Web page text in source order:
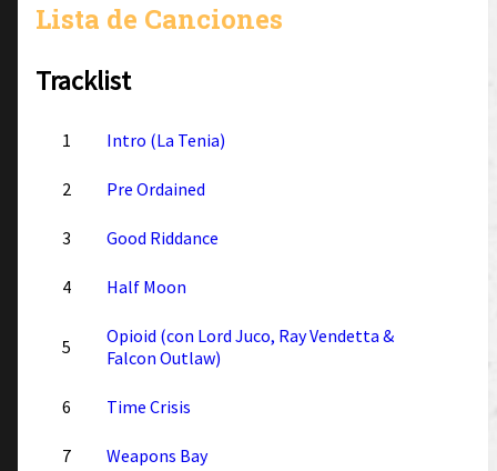
Lista de Canciones
Tracklist
1 Intro (La Tenia)
2 Pre Ordained
3 Good Riddance
4 Half Moon
5
Opioid (con Lord Juco, Ray Vendetta &
Falcon Outlaw)
6 Time Crisis
7 Weapons Bay